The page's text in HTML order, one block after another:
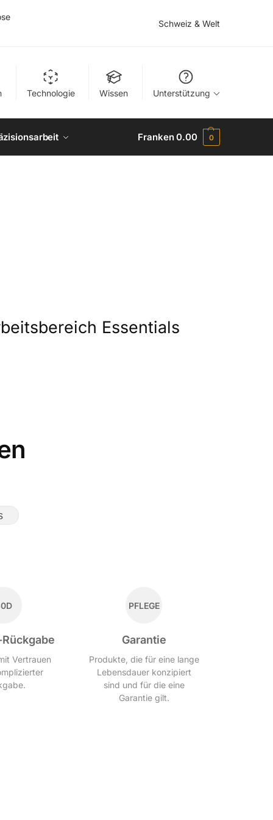
Schweiz & Welt
Technologie Wissen Unterstützung
Franken0.00 0
Essentials
Vertrauen
PFLEGE
Garantie
Produkte, die für eine lange
Lebensdauer konzipiert
sind und für die eine
Garantie gilt.